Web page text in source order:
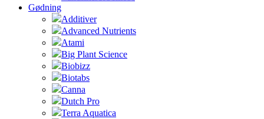
Gødning
Additiver
Advanced Nutrients
Atami
Big Plant Science
Biobizz
Biotabs
Canna
Dutch Pro
Terra Aquatica